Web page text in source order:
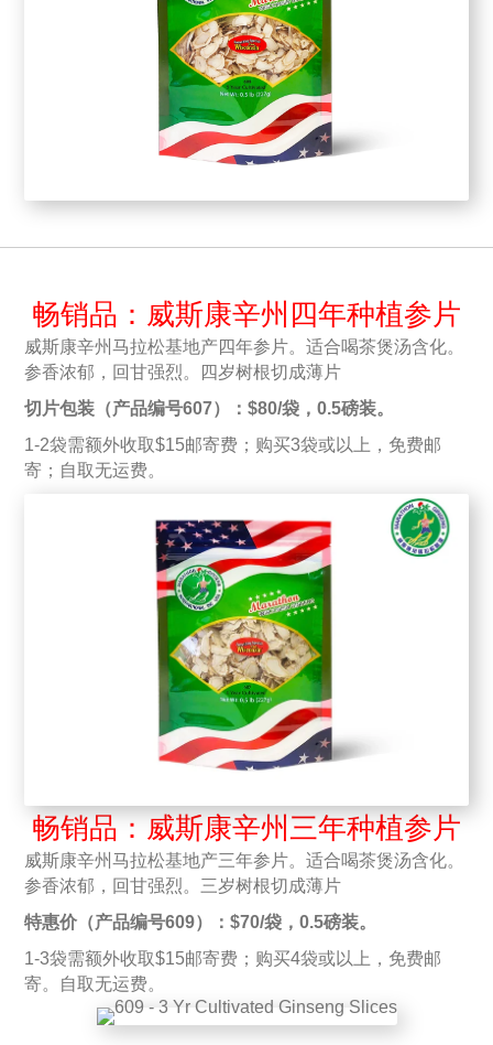
畅销品：威斯康辛州四年种植参片
威斯康辛州马拉松基地产四年参片。适合喝茶煲汤含化。
参香浓郁，回甘强烈。四岁树根切成薄片
切片包装（产品编号607）：$80/袋，0.5磅装。
1-2袋需额外收取$15邮寄费；购买3袋或以上，免费邮
寄；自取无运费。
畅销品：威斯康辛州三年种植参片
威斯康辛州马拉松基地产三年参片。适合喝茶煲汤含化。
参香浓郁，回甘强烈。三岁树根切成薄片
特惠价（产品编号609）：$70/袋，0.5磅装。
1-3袋需额外收取$15邮寄费；购买4袋或以上，免费邮
寄。自取无运费。